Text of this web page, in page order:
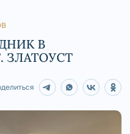
В
ЗЛАТОУСТ